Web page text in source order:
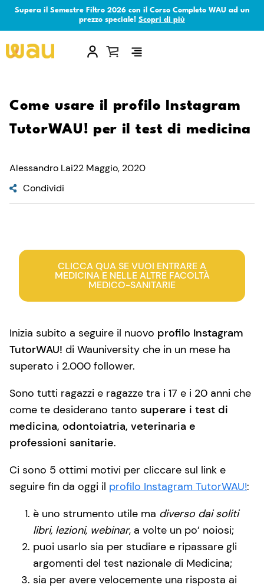
Supera il Semestre Filtro 2026 con il Corso Completo WAU ad un
prezzo speciale! Scopri di più
×
Come usare il profilo Instagram
TutorWAU! per il test di medicina
Alessandro Lai22 Maggio, 2020
Condividi
CLICCA QUA SE VUOI ENTRARE A
MEDICINA E NELLE ALTRE FACOLTÀ
MEDICO-SANITARIE
Inizia subito a seguire il nuovo profilo Instagram
TutorWAU! di Wauniversity che in un mese ha
superato i 2.000 follower.
Sono tutti ragazzi e ragazze tra i 17 e i 20 anni che
come te desiderano tanto superare i test di
medicina, odontoiatria, veterinaria e
professioni sanitarie.
Ci sono 5 ottimi motivi per cliccare sul link e
seguire fin da oggi il profilo Instagram TutorWAU!:
è uno strumento utile ma diverso dai soliti
libri, lezioni, webinar, a volte un po’ noiosi;
puoi usarlo sia per studiare e ripassare gli
argomenti del test nazionale di Medicina;
sia per avere velocemente una risposta ai